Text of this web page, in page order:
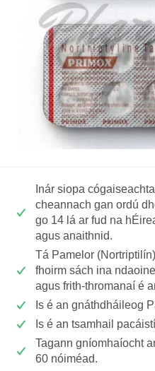
Inár siopa
cheannach gan ordú
go 14 lá ar fud na
agus anaithnid.
Tá Pamelor
fhoirm sách ina
agus frith-thromanaí é
Is é an gnáthdháileog
Is é an tsamhail
Tagann gníomhaíocht
60 nóiméad.